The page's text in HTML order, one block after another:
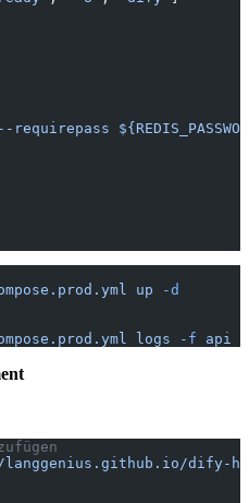
up -d
logs -f api
dify-